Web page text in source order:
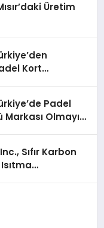
Üretim
Kort
Padel
Markası Olmayı
Sıfır Karbon